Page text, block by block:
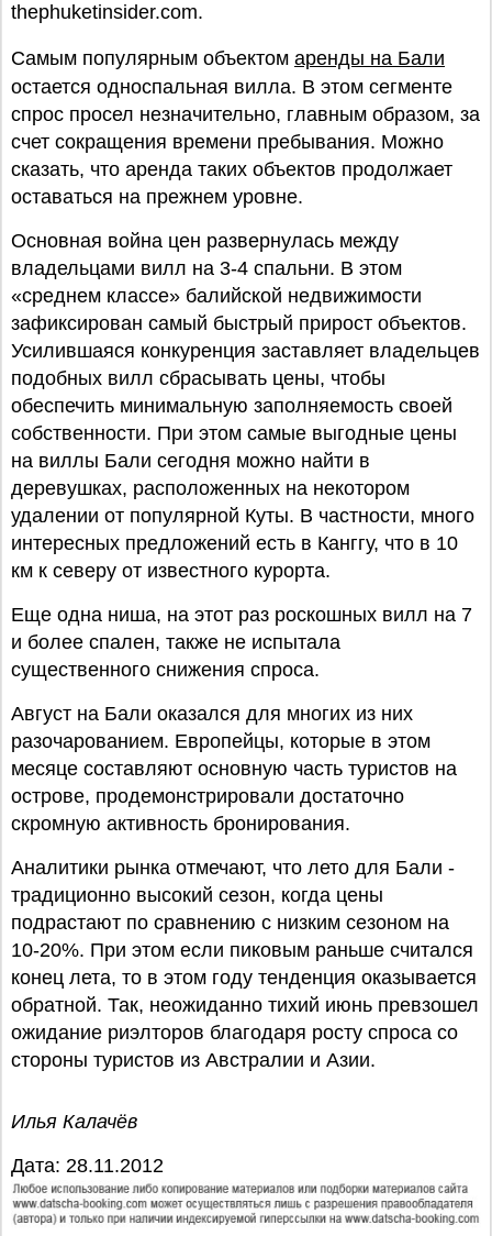
thephuketinsider.com.
Самым популярным объектом аренды на Бали
остается односпальная вилла. В этом сегменте
спрос просел незначительно, главным образом, за
счет сокращения времени пребывания. Можно
сказать, что аренда таких объектов продолжает
оставаться на прежнем уровне.
Основная война цен развернулась между
владельцами вилл на 3-4 спальни. В этом
«среднем классе» балийской недвижимости
зафиксирован самый быстрый прирост объектов.
Усилившаяся конкуренция заставляет владельцев
подобных вилл сбрасывать цены, чтобы
обеспечить минимальную заполняемость своей
собственности. При этом самые выгодные цены
на виллы Бали сегодня можно найти в
деревушках, расположенных на некотором
удалении от популярной Куты. В частности, много
интересных предложений есть в Канггу, что в 10
км к северу от известного курорта.
Еще одна ниша, на этот раз роскошных вилл на 7
и более спален, также не испытала
существенного снижения спроса.
Август на Бали оказался для многих из них
разочарованием. Европейцы, которые в этом
месяце составляют основную часть туристов на
острове, продемонстрировали достаточно
скромную активность бронирования.
Аналитики рынка отмечают, что лето для Бали -
традиционно высокий сезон, когда цены
подрастают по сравнению с низким сезоном на
10-20%. При этом если пиковым раньше считался
конец лета, то в этом году тенденция оказывается
обратной. Так, неожиданно тихий июнь превзошел
ожидание риэлторов благодаря росту спроса со
стороны туристов из Австралии и Азии.
Илья Калачёв
Дата: 28.11.2012